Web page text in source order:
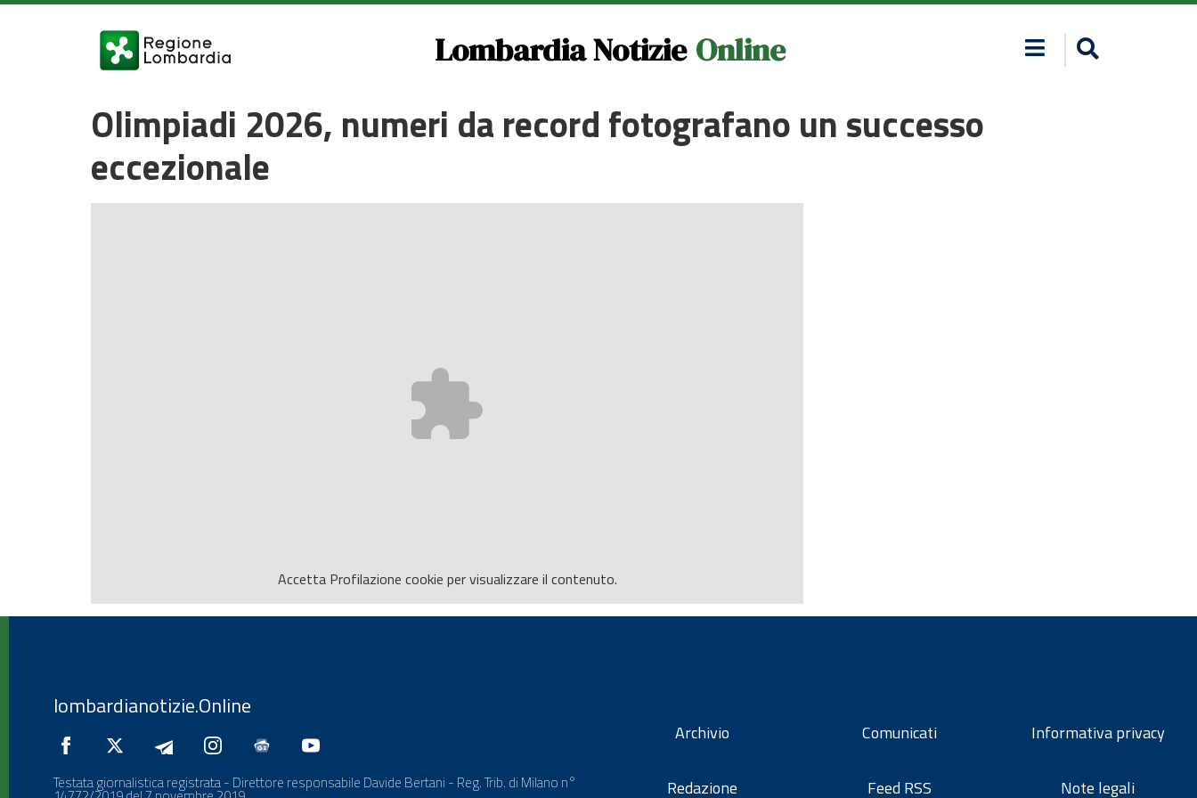
Lombardia Notizie Online
Olimpiadi 2026, numeri da record fotografano un successo
eccezionale
Accetta Profilazione cookie per visualizzare il contenuto.
lombardianotizie.Online
Testata giornalistica registrata - Direttore responsabile Davide Bertani - Reg. Trib. di Milano n°
Archivio
Redazione
Comunicati
Feed RSS
Informativa privacy
Note legali